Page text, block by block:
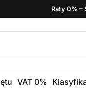
Raty 0% –
VAT 0%